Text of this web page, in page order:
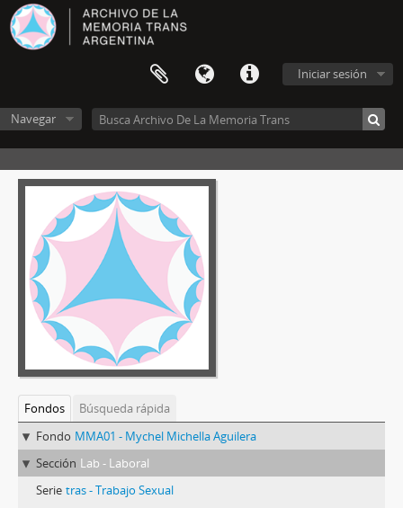
Iniciar sesión
Navegar
Fondos
Búsqueda rápida
Fondo MMA01 - Mychel Michella Aguilera
Sección Lab - Laboral
Serie tras - Trabajo Sexual